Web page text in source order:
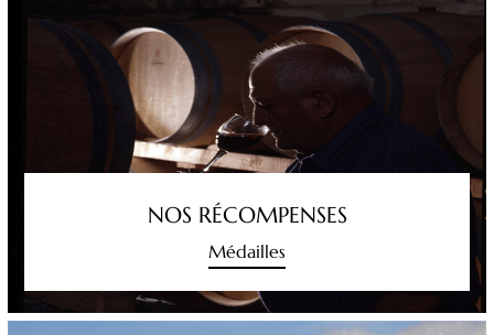
NOS RÉCOMPENSES
Médailles